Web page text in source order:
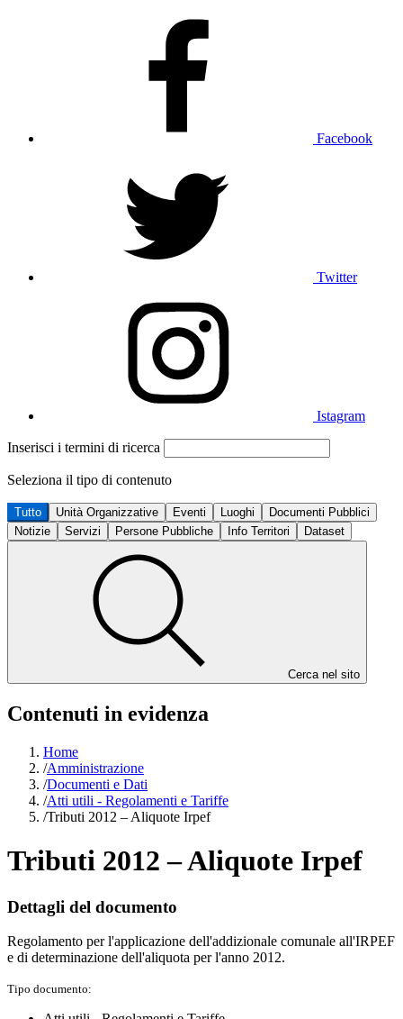
Facebook
Twitter
Istagram
Inserisci i termini di ricerca
Seleziona il tipo di contenuto
Tutto Unità Organizzative Eventi Luoghi
Documenti Pubblici
Notizie
Servizi Persone Pubbliche Info Territori Dataset
Cerca nel sito
Contenuti in evidenza
Home
/Amministrazione
/Documenti e Dati
/Atti utili - Regolamenti e Tariffe
/Tributi 2012 – Aliquote Irpef
Tributi 2012 – Aliquote Irpef
Dettagli del documento
Regolamento per l'applicazione dell'addizionale comunale all'IRPEF
e di determinazione dell'aliquota per l'anno 2012.
Tipo documento: